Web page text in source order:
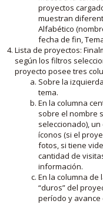
proyectos
muestran
Alfabético
fecha de fin,
Lista de proyectos:
según los filtros
proyecto posee tres
Sobre la
tema.
En la columna
sobre el nombre
seleccionado),
íconos (si el
fotos, si tiene
cantidad de
información.
En la columna
“duros” del
período y avance